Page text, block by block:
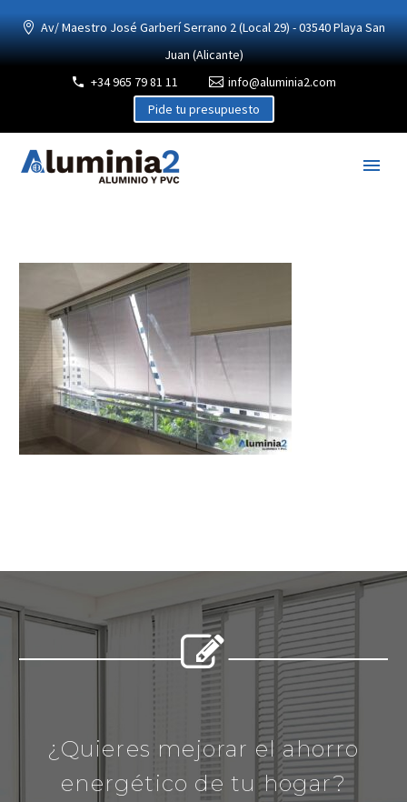
Av/ Maestro José Garberí Serrano 2 (Local 29) - 03540 Playa San
Juan (Alicante)
+34 965 79 81 11
info@aluminia2.com
Pide tu presupuesto


¿Quieres mejorar el ahorro
energético de tu hogar?